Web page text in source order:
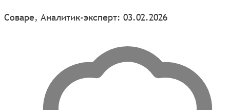
Соваре, Аналитик-эксперт: 03.02.2026